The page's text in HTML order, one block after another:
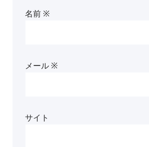
名前 ※
メール ※
サイト